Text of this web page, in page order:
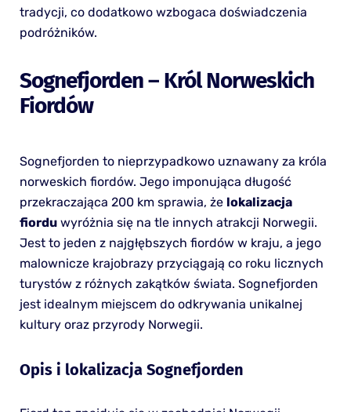
tradycji, co dodatkowo wzbogaca doświadczenia
podróżników.
Sognefjorden – Król Norweskich
Fiordów
Sognefjorden to nieprzypadkowo uznawany za króla
norweskich fiordów. Jego imponująca długość
przekraczająca 200 km sprawia, że lokalizacja
fiorduwyróżnia się na tle innych atrakcji Norwegii.
Jest to jeden z najgłębszych fiordów w kraju, a jego
malownicze krajobrazy przyciągają co roku licznych
turystów z różnych zakątków świata. Sognefjorden
jest idealnym miejscem do odkrywania unikalnej
kultury oraz przyrody Norwegii.
Opis i lokalizacja Sognefjorden